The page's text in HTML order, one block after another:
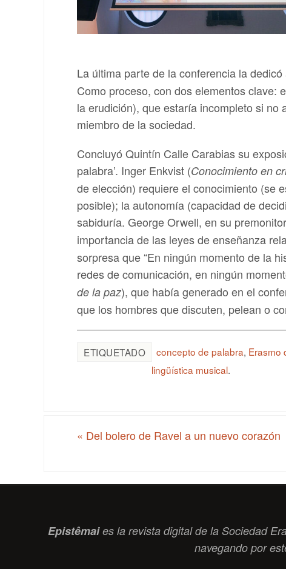
La última parte de la conferencia la
Como proceso, con dos elementos clave:
la erudición), que estaría incompleto si no
miembro de la sociedad.
Concluyó Quintín Calle Carabias su
palabra’. Inger Enkvist (Conocimiento en
de elección) requiere el conocimiento (se
posible); la autonomía (capacidad de
sabiduría. George Orwell, en su
importancia de las leyes de enseñanza
sorpresa que “En ningún momento de la
redes de comunicación, en ningún
de la paz), que había generado en el
que los hombres que discuten, pelean o
ETIQUETADO concepto de palabra, Erasmo
lingüística musical.
« Del bolero de Ravel a un nuevo corazón
Epistêmaies la revista digital de la Sociedad
navegando por